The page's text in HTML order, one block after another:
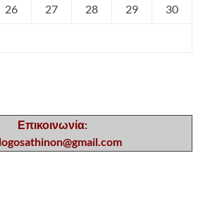
26 27 28 29 30
Επικοινωνία: